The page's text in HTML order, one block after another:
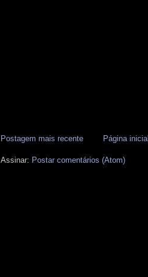
Postagem mais recente Página inicial
Assinar: Postar comentários (Atom)